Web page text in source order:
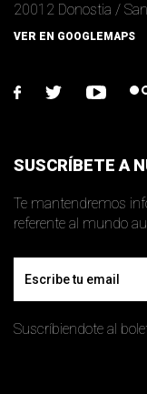
20012 Donostia /
VER EN GOOGLEMAPS
facebook
twitter youtube
SUSCRÍBETE A
Te mantendremos
Suscríbiendote al